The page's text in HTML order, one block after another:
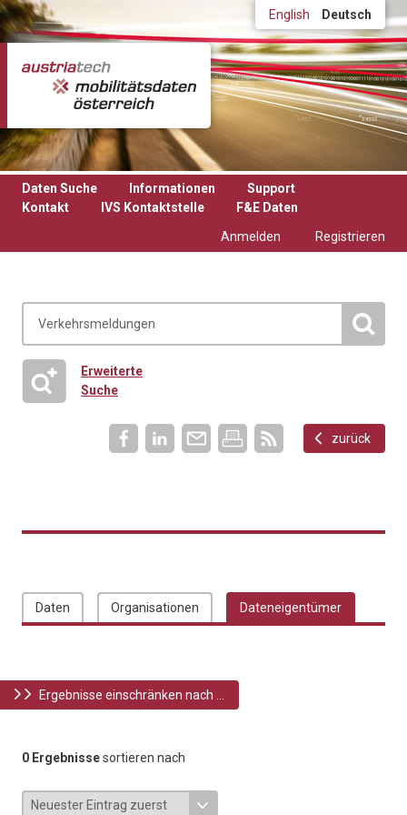
Direkt zum Inhalt English Deutsch
Daten Suche Informationen
Support
Kontakt
IVS Kontaktstelle
F&E Daten
Anmelden
Registrieren
Erweiterte
Suche
zurück
Daten Organisationen Dateneigentümer
Ergebnisse einschränken nach ...
0 Ergebnissesortieren nach